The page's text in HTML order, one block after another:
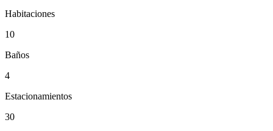
Habitaciones
10
Baños
4
Estacionamientos
30